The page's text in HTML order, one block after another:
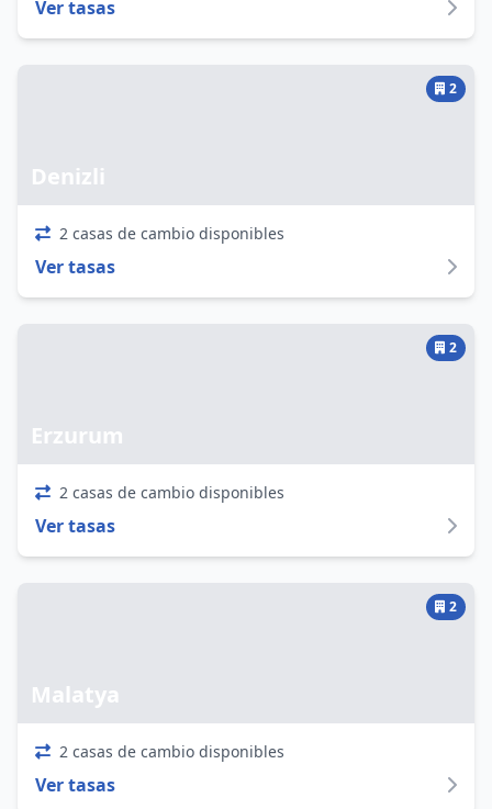
Ver tasas
Denizli
2
2 casas de cambio disponibles
Ver tasas
Erzurum
2
2 casas de cambio disponibles
Ver tasas
Malatya
2
2 casas de cambio disponibles
Ver tasas